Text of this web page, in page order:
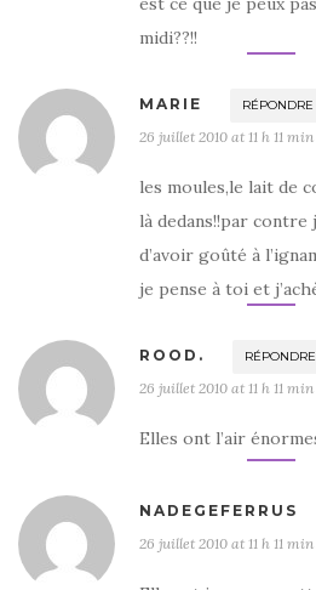
midi??!!
MARIE RÉPONDRE
26 juillet 2010 at 11 h 11 min
les moules,le lait de
là dedans!!par contre
d’avoir goûté à
je pense à toi et
ROOD. RÉPONDRE
26 juillet 2010 at 11 h 11 min
Elles ont l’air
NADEGEFERRUS
26 juillet 2010 at 11 h 11 min